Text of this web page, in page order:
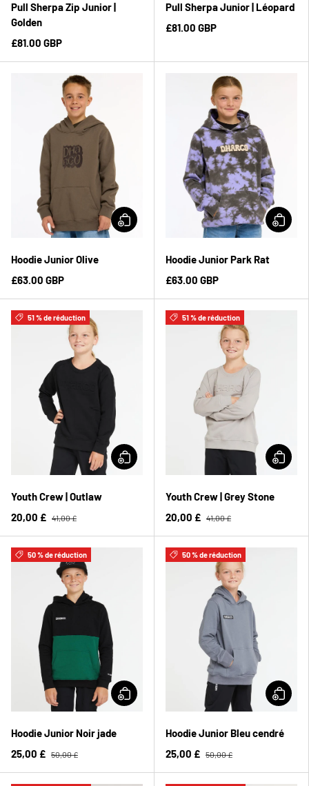
Pull Sherpa Zip Junior |
Golden
£81.00 GBP
Pull Sherpa Junior | Léopard
£81.00 GBP
Hoodie Junior Olive
£63.00 GBP
Hoodie Junior Park Rat
£63.00 GBP
51 % de réduction
Youth Crew | Outlaw
20,00 £ 41,00 £
51 % de réduction
Youth Crew | Grey Stone
20,00 £ 41,00 £
50 % de réduction
Hoodie Junior Noir jade
25,00 £ 50,00 £
50 % de réduction
Hoodie Junior Bleu cendré
25,00 £ 50,00 £